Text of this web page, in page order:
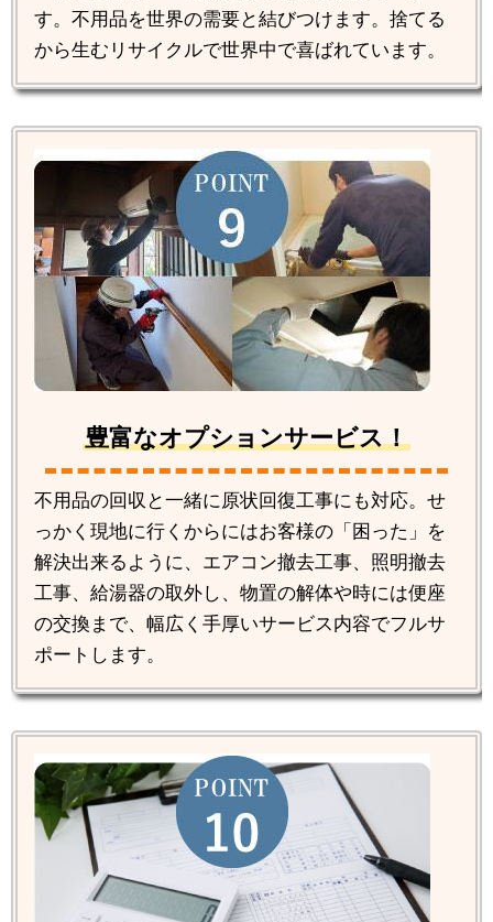
す。不用品を世界の需要と結びつけます。捨てる
から生むリサイクルで世界中で喜ばれています。
豊富なオプションサービス！
不用品の回収と一緒に原状回復工事にも対応。せ
っかく現地に行くからにはお客様の「困った」を
解決出来るように、エアコン撤去工事、照明撤去
工事、給湯器の取外し、物置の解体や時には便座
の交換まで、幅広く手厚いサービス内容でフルサ
ポートします。